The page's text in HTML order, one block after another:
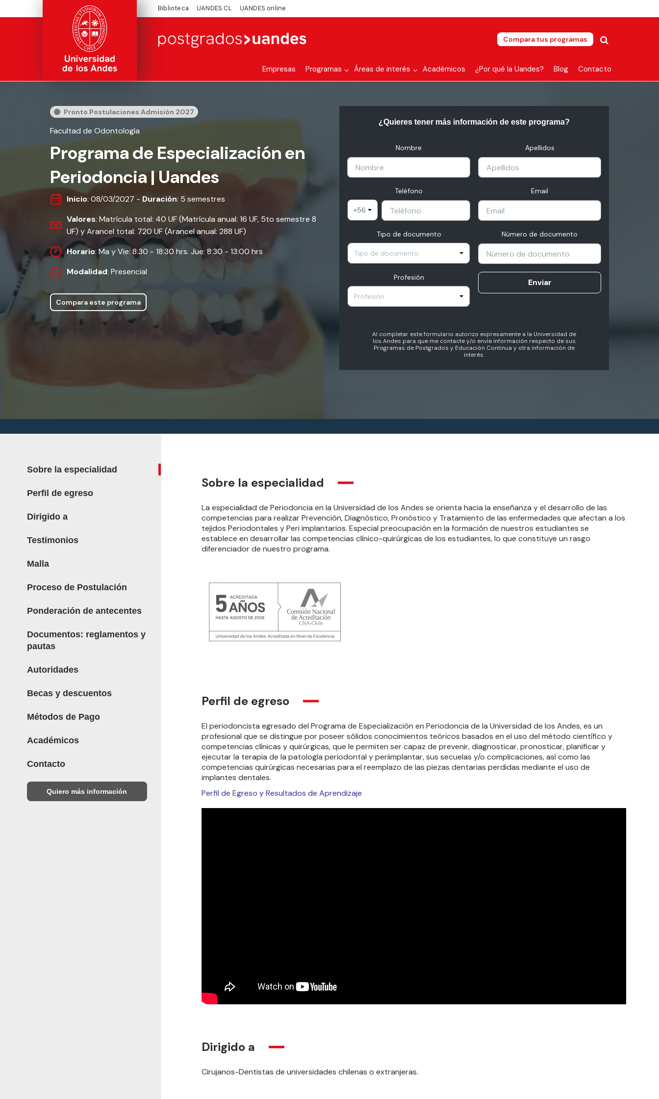
Biblioteca UANDES.CL UANDES online
Compara tus programas
Empresas Programas Áreas de interés Académicos ¿Por qué la Uandes? Blog Contacto
Pronto Postulaciones Admisión 2027
Facultad de Odontología
Programa de Especialización en
Periodoncia | Uandes
Inicio: 08/03/2027 - Duración: 5 semestres
Valores: Matrícula total: 40 UF (Matrícula anual: 16 UF, 5to semestre 8
UF) y Arancel total: 720 UF (Arancel anual: 288 UF)
Horario: Ma y Vie: 8:30 - 18:30 hrs. Jue: 8:30 - 13:00 hrs
Modalidad: Presencial
Compara este programa
¿Quieres tener más información de este programa?
Nombre Apellidos
Teléfono
+56
Email
Tipo de documento
Tipo de documento
Número de documento
Profesión
Profesión
Enviar
Al completar este formulario autorizo expresamente a la Universidad de
los Andes para que me contacte y/o envíe información respecto de sus
Programas de Postgrados y Educación Continua y otra información de
interés.
Sobre la especialidad
Perfil de egreso
Dirigido a
Testimonios
Malla
Proceso de Postulación
Ponderación de antecentes
Documentos: reglamentos y
pautas
Autoridades
Becas y descuentos
Métodos de Pago
Académicos
Contacto
Quiero más información
Sobre la especialidad
La especialidad de Periodoncia en la Universidad de los Andes se orienta hacia la enseñanza y el desarrollo de las
competencias para realizar Prevención, Diagnóstico, Pronóstico y Tratamiento de las enfermedades que afectan a los
tejidos Periodontales y Peri implantarios. Especial preocupación en la formación de nuestros estudiantes se
establece en desarrollar las competencias clínico-quirúrgicas de los estudiantes, lo que constituye un rasgo
diferenciador de nuestro programa.
Perfil de egreso
El periodoncista egresado del Programa de Especialización en Periodoncia de la Universidad de los Andes, es un
profesional que se distingue por poseer sólidos conocimientos teóricos basados en el uso del método científico y
competencias clínicas y quirúrgicas, que le permiten ser capaz de prevenir, diagnosticar, pronosticar, planificar y
ejecutar la terapia de la patología periodontal y periimplantar, sus secuelas y/o complicaciones, así como las
competencias quirúrgicas necesarias para el reemplazo de las piezas dentarias perdidas mediante el uso de
implantes dentales.
Perfil de Egreso y Resultados de Aprendizaje
Dirigido a
Cirujanos-Dentistas de universidades chilenas o extranjeras.